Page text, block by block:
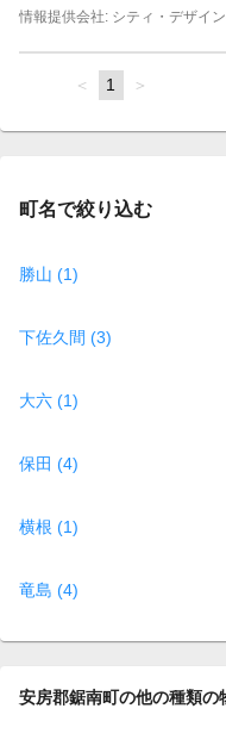
情報提供会社: シティ・デザイ
page
You're
page
1 page
町名で絞り込む
勝山 (1)
下佐久間 (3)
大六 (1)
保田 (4)
横根 (1)
竜島 (4)
安房郡鋸南町の他の種類の